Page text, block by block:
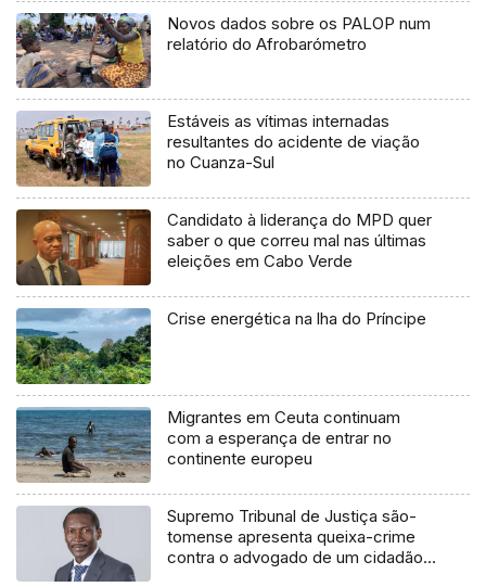
Novos dados sobre os PALOP num
relatório do Afrobarómetro
Estáveis as vítimas internadas
resultantes do acidente de viação
no Cuanza-Sul
Candidato à liderança do MPD quer
saber o que correu mal nas últimas
eleições em Cabo Verde
Crise energética na lha do Príncipe
Migrantes em Ceuta continuam
com a esperança de entrar no
continente europeu
Supremo Tribunal de Justiça são-
tomense apresenta queixa-crime
contra o advogado de um cidadão